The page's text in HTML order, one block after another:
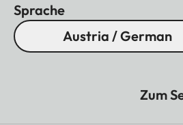
Sprache
Austria / German
Zum